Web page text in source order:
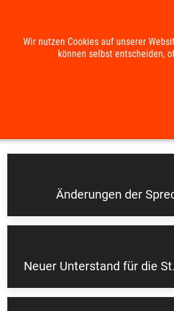
Änderungen der
Neuer Unterstand für die
Wir nutzen Cookies auf unserer
können selbst entscheiden,